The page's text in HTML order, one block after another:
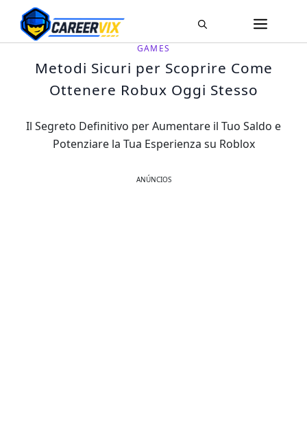
Pular
para
o
conteúdo
GAMES
Metodi Sicuri per Scoprire Come
Ottenere Robux Oggi Stesso
Il Segreto Definitivo per Aumentare il Tuo Saldo e
Potenziare la Tua Esperienza su Roblox
ANÚNCIOS